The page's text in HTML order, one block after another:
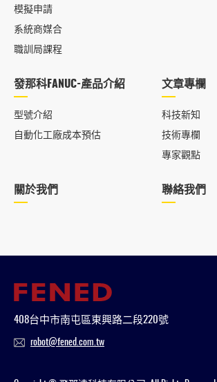
模擬申請
系統商媒合
職訓局課程
發那科FANUC-產品介紹
型號介紹
自動化工廠成本預估
文章專欄
科技新知
技術專欄
專家觀點
關於我們 聯絡我們
408台中市南屯區東興路二段220號
robot@fened.com.tw